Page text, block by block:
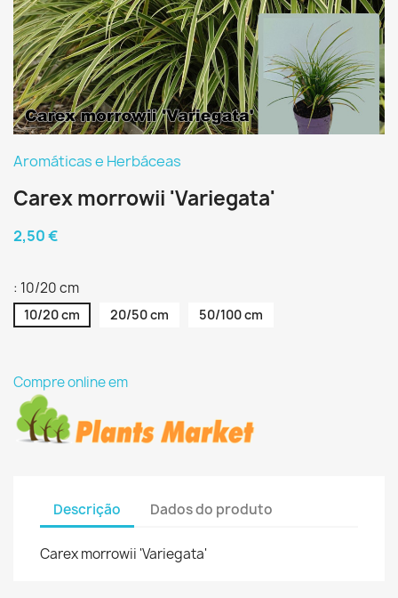
Aromáticas e Herbáceas
Carex morrowii 'Variegata'
2,50 €
: 10/20 cm
10/20 cm 20/50 cm 50/100 cm
Compre online em
Descrição Dados do produto
Carex morrowii 'Variegata'